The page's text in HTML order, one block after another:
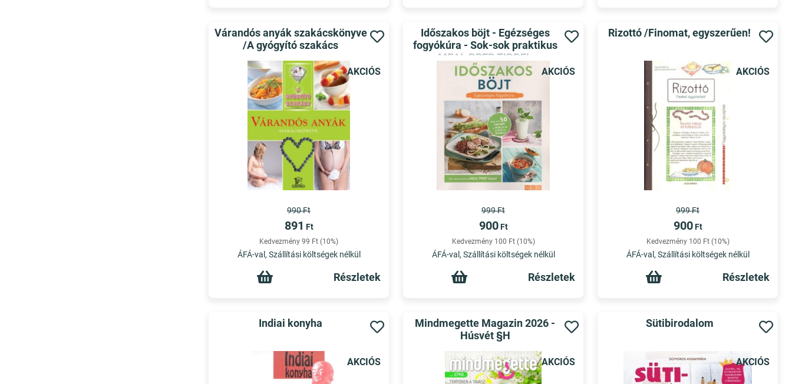
AKCIÓS
Várandós anyák szakácskönyve
/A gyógyító szakács
990 Ft
891 Ft
Kedvezmény 99 Ft (10%)
ÁFÁ-val, Szállítási költségek nélkül
Részletek
AKCIÓS
Időszakos böjt - Egézséges
fogyókúra - Sok-sok praktikus
MEAL PREP TIPPEL
999 Ft
900 Ft
Kedvezmény 100 Ft (10%)
ÁFÁ-val, Szállítási költségek nélkül
Részletek
AKCIÓS
Rizottó /Finomat, egyszerűen!
999 Ft
900 Ft
Kedvezmény 100 Ft (10%)
ÁFÁ-val, Szállítási költségek nélkül
Részletek
AKCIÓS
Indiai konyha
AKCIÓS
Mindmegette Magazin 2026 -
Húsvét §H
AKCIÓS
Sütibirodalom